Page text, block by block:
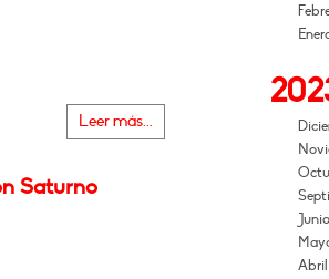
Leer más...
Saturno
Junio
Abril